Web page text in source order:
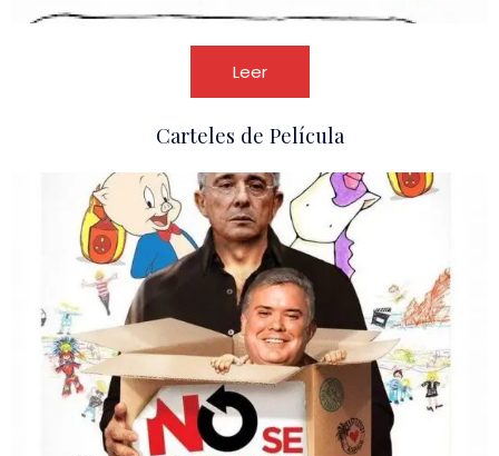
Leer
Carteles de Película